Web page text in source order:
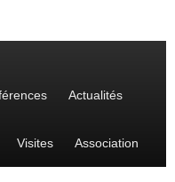
Actualités
Visites Association